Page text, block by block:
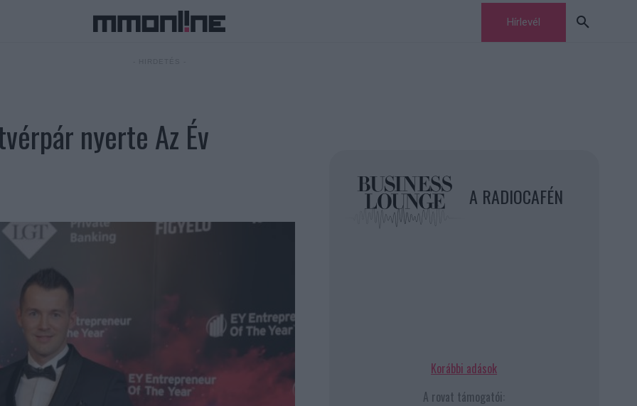
Hírlevél
nyerte Az Év
A RADIOCAFÉN
Korábbi adások
A rovat támogatói: